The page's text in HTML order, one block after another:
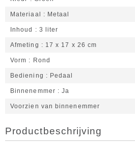
Materiaal Metaal
Inhoud 3 liter
Afmeting 17 x 17 x 26 cm
Vorm Rond
Bediening Pedaal
Binnenemmer Ja
Voorzien van binnenemmer
Productbeschrijving